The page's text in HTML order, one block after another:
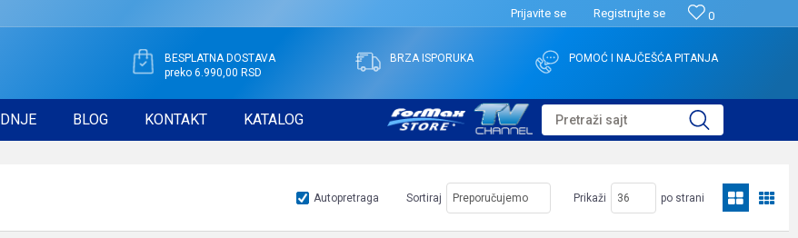
0
Prijavite se Registrujte se
BESPLATNA DOSTAVA
preko 6.990,00 RSD
BRZA ISPORUKA POMOĆ I NAJČEŠĆA PITANJA
BLOG KONTAKT KATALOG Pretraži sajt
Autopretraga Sortiraj Prikaži po strani